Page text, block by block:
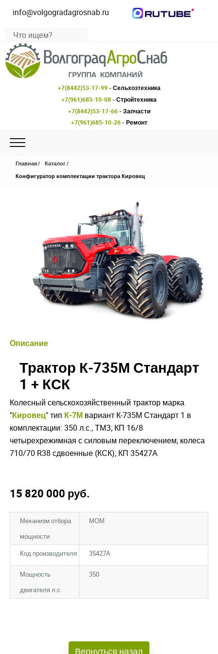
info@volgogradagrosnab.ru
+7(8442)53-17-99- Сельхозтехника
+7(961)685-10-08- Стройтехника
+7(8442)53-17-66- Запчасти
+7(961)685-10-26- Ремонт
Главная
Каталог
Конфигуратор комплектации трактора Кировец
Описание
Трактор К-735М Стандарт
1 + КСК
Колесный сельскохозяйственный трактор марка
"Кировец" тип К-7М вариант К-735М Стандарт 1 в
комплектации: 350 л.с., ТМЗ; КП 16/8
четырехрежимная с силовым переключением; колеса
710/70 R38 сдвоенные (КСК); КП 35427А
15 820 000 руб.
Механизм отбора
мощности
МОМ
Код производителя 35427А
Мощность
двигателя л.с.
350
Вернуться назад